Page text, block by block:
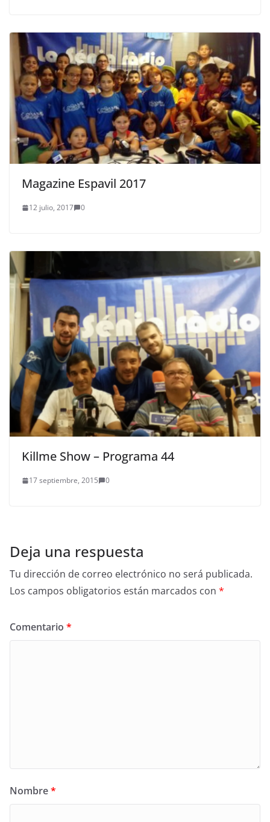
Magazine Espavil 2017
12 julio, 2017 0
Killme Show – Programa 44
17 septiembre, 2015 0
Deja una respuesta
Tu dirección de correo electrónico no será publicada.
Los campos obligatorios están marcados con *
Comentario *
Nombre*